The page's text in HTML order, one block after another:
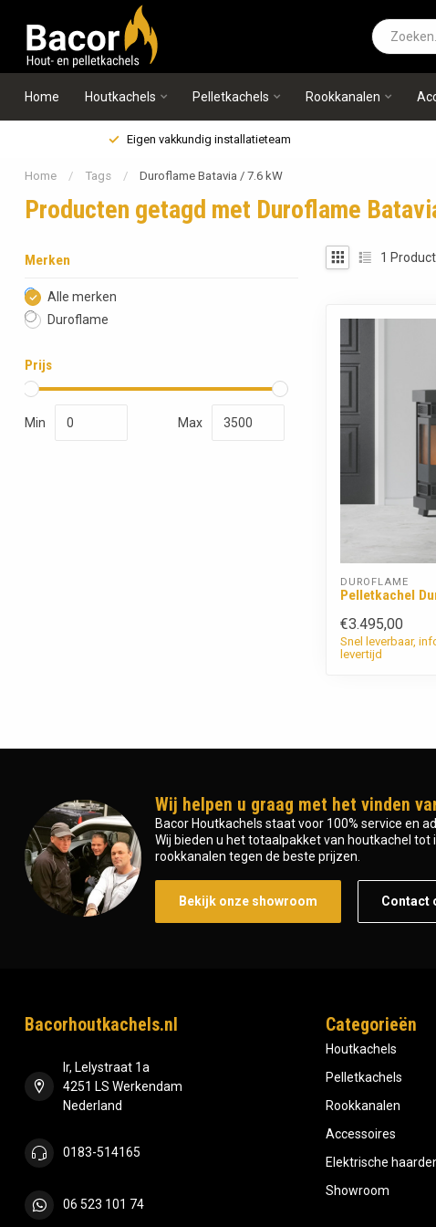
Home Houtkachels Pelletkachels Rookkanalen
Eigen vakkundig installatieteam
Home / Tags / Duroflame Batavia / 7.6 kW
Producten getagd met Duroflame
Merken
Alle merken
Duroflame
Prijs
Min Max
1
DUROFLAME
Pelletkachel
€3.495,00
Snel leverbaar,
levertijd
Wij helpen u graag met het vinden
Bacor Houtkachels staat voor 100% service en
Wij bieden u het totaalpakket van houtkachel tot
rookkanalen tegen de beste prijzen.
Bekijk onze showroom Contact
Bacorhoutkachels.nl
Ir, Lelystraat 1a
4251 LS Werkendam
Nederland
0183-514165
06 523 101 74
Categorieën
Houtkachels
Pelletkachels
Rookkanalen
Accessoires
Elektrische
Showroom